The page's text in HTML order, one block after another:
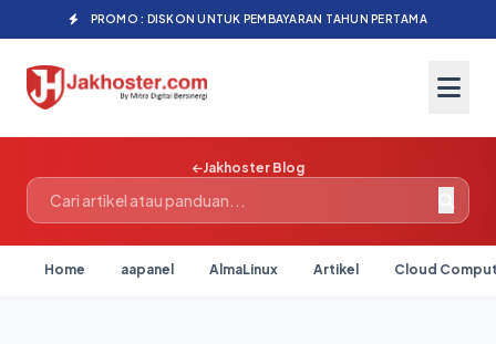
PROMO : DISKON UNTUK PEMBAYARAN TAHUN PERTAMA
Jakhoster Blog
Home aapanel AlmaLinux Artikel Cloud